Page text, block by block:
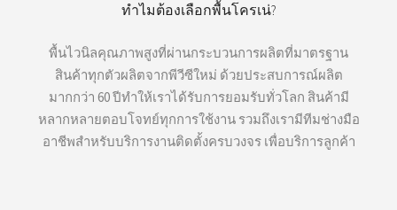
ทำไมต้องเลือกพื้นโครเน่?
พื้นไวนิลคุณภาพสูงที่ผ่านกระบวนการผลิตที่มาตรฐาน
สินค้าทุกตัวผลิตจากพีวีซีใหม่ ด้วยประสบการณ์ผลิต
มากกว่า 60 ปีทำให้เราได้รับการยอมรับทั่วโลก สินค้ามี
หลากหลายตอบโจทย์ทุกการใช้งาน รวมถึงเรามีทีมช่างมือ
อาชีพสำหรับบริการงานติดตั้งครบวงจร เพื่อบริการลูกค้า